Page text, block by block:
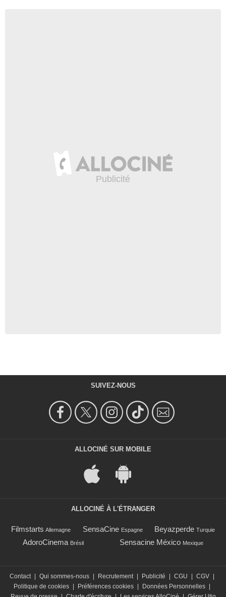
SUIVEZ-NOUS
ALLOCINÉ SUR MOBILE
ALLOCINÉ À L'ÉTRANGER
Filmstarts Allemagne SensaCine Espagne Beyazperde Turquie
AdoroCinema Brésil Sensacine México Mexique
Contact | Qui sommes-nous | Recrutement | Publicité | CGU | CGV |
Politique de cookies | Préférences cookies | Données Personnelles |